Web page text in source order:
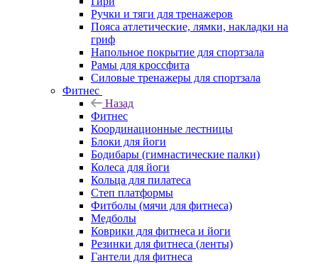
Ручки и тяги для тренажеров
Пояса атлетические, лямки, накладки на
гриф
Напольное покрытие для спортзала
Рамы для кроссфита
Силовые тренажеры для спортзала
Фитнес
Назад
Фитнес
Координационные лестницы
Блоки для йоги
Бодибары (гимнастические палки)
Колеса для йоги
Кольца для пилатеса
Степ платформы
Фитболы (мячи для фитнеса)
Медболы
Коврики для фитнеса и йоги
Резинки для фитнеса (ленты)
Гантели для фитнеса